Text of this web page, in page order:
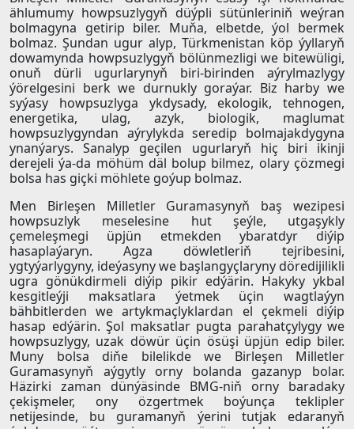
ählumumy howpsuzlygyň düýpli sütünleriniň weýran
bolmagyna getirip biler. Muňa, elbetde, ýol bermek
bolmaz. Şundan ugur alyp, Türkmenistan köp ýyllaryň
dowamynda howpsuzlygyň bölünmezligi we bitewüligi,
onuň dürli ugurlarynyň biri-birinden aýrylmazlygy
ýörelgesini berk we durnukly goraýar. Biz harby we
syýasy howpsuzlyga ykdysady, ekologik, tehnogen,
energetika, ulag, azyk, biologik, maglumat
howpsuzlygyndan aýrylykda seredip bolmajakdygyna
ynanýarys. Sanalyp geçilen ugurlaryň hiç biri ikinji
derejeli ýa-da möhüm däl bolup bilmez, olary çözmegi
bolsa has giçki möhlete goýup bolmaz.
Men Birleşen Milletler Guramasynyň baş wezipesi
howpsuzlyk meselesine hut şeýle, utgaşykly
çemeleşmegi üpjün etmekden ybaratdyr diýip
hasaplaýaryn. Agza döwletleriň tejribesini,
ygtyýarlygyny, ideýasyny we başlangyçlaryny döredijilikli
ugra gönükdirmeli diýip pikir edýärin. Hakyky ykbal
kesgitleýji maksatlara ýetmek üçin wagtlaýyn
bähbitlerden we artykmaçlyklardan el çekmeli diýip
hasap edýärin. Şol maksatlar pugta parahatçylygy we
howpsuzlygy, uzak döwür üçin ösüşi üpjün edip biler.
Muny bolsa diňe bilelikde we Birleşen Milletler
Guramasynyň aýgytly orny bolanda gazanyp bolar.
Häzirki zaman dünýäsinde BMG-niň orny baradaky
çekişmeler, ony özgertmek boýunça teklipler
netijesinde, bu guramanyň ýerini tutjak edaranyň